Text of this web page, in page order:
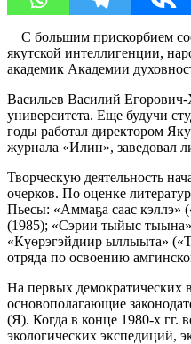
С большим прискорбием
якутской интеллигенции,
академик Академии
Васильев Василий Егорович-
университета. Еще будучи
годы работал директором
журнала «Илин», заведовал
Творческую деятельность
очерков. По оценке
Пьесы: «Аммаҕа саас
(1985); «Сэрии тыйыс тыына»
«Күөрэгэйдиир ыллыыта»
отряда по освоению
На первых демократических
основополагающие
(Я). Когда в конце 1980-х гг.
экологических экспедиций,